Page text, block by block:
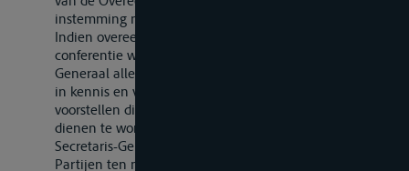
instemming met het verzoek kennis hebben gegeven.
Indien overeenkomstig het eerste lid van dit artikel een
conferentie wordt bijeengeroepen, stelt de Secretaris-
Generaal alle Overeenkomstsluitende Partijen hiervan
in kennis en verzoekt hun binnen drie maanden de
voorstellen die naar hun oordeel door de conferentie
dienen te worden behandeld in te zenden. De
Secretaris-Generaal stelt alle Overeenkomstsluitende
Partijen ten minste drie maanden voor de datum van